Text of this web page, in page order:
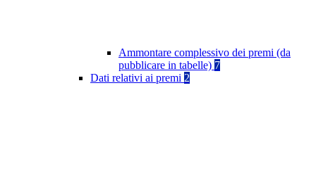
Ammontare complessivo dei premi (da
pubblicare in tabelle) 7
Dati relativi ai premi 2